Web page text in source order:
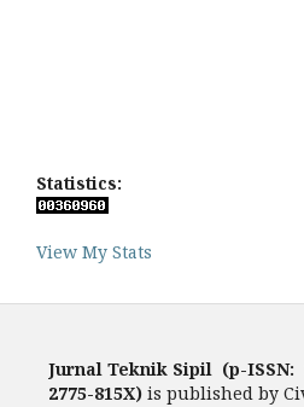
Statistics:
View My Stats
Jurnal Teknik Sipil (p-ISSN:
2775-815X) is published by